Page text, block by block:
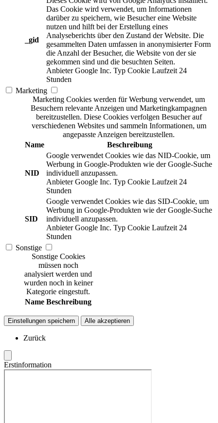
_gid
Das Cookie wird verwendet, um Informationen
darüber zu speichern, wie Besucher eine Website
nutzen und hilft bei der Erstellung eines
Analyseberichts über den Zustand der Website. Die
gesammelten Daten umfassen in anonymisierter Form
die Anzahl der Besucher, die Website von der sie
gekommen sind und die besuchten Seiten.
Anbieter Google Inc. Typ Cookie Laufzeit 24
Stunden
Marketing
Marketing Cookies werden für Werbung verwendet, um
Besuchern relevante Anzeigen und Marketingkampagnen
bereitzustellen. Diese Cookies verfolgen Besucher auf
verschiedenen Websites und sammeln Informationen, um
angepasste Anzeigen bereitzustellen.
Name
Beschreibung
NID
Google verwendet Cookies wie das NID-Cookie, um
Werbung in Google-Produkten wie der Google-Suche
individuell anzupassen.
Anbieter Google Inc. Typ Cookie Laufzeit 24
Stunden
SID
Google verwendet Cookies wie das SID-Cookie, um
Werbung in Google-Produkten wie der Google-Suche
individuell anzupassen.
Anbieter Google Inc. Typ Cookie Laufzeit 24
Stunden
Sonstige
Sonstige Cookies
müssen noch
analysiert werden und
wurden noch in keiner
Kategorie eingestuft.
Name Beschreibung
Einstellungen speichern Alle akzeptieren
Zurück
Erstinformation